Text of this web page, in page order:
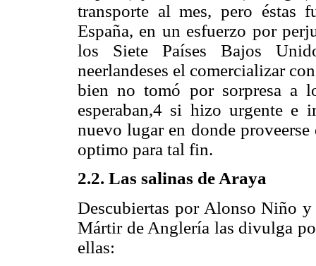
transporte al mes, pero éstas
España, en un esfuerzo por
los Siete Países Bajos
neerlandeses el comercializar
bien no tomó por sorpresa a
esperaban,4 si hizo urgente e
nuevo lugar en donde
optimo para tal fin.
2.2. Las salinas de Araya
Descubiertas por Alonso Niño
Mártir de Anglería las divulga
ellas: